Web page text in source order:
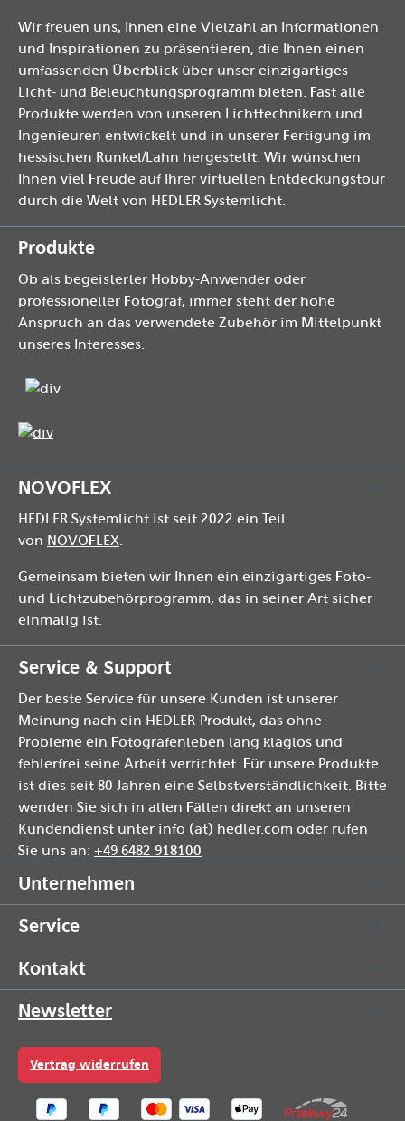
Wir freuen uns, Ihnen eine Vielzahl an Informationen
und Inspirationen zu präsentieren, die Ihnen einen
umfassenden Überblick über unser einzigartiges
Licht- und Beleuchtungsprogramm bieten. Fast alle
Produkte werden von unseren Lichttechnikern und
Ingenieuren entwickelt und in unserer Fertigung im
hessischen Runkel/Lahn hergestellt. Wir wünschen
Ihnen viel Freude auf Ihrer virtuellen Entdeckungstour
durch die Welt von HEDLER Systemlicht.
Produkte
Ob als begeisterter Hobby-Anwender oder
professioneller Fotograf, immer steht der hohe
Anspruch an das verwendete Zubehör im Mittelpunkt
unseres Interesses.
NOVOFLEX
HEDLER Systemlicht ist seit 2022 ein Teil
von NOVOFLEX.
Gemeinsam bieten wir Ihnen ein einzigartiges Foto-
und Lichtzubehörprogramm, das in seiner Art sicher
einmalig ist.
Service & Support
Der beste Service für unsere Kunden ist unserer
Meinung nach ein HEDLER-Produkt, das ohne
Probleme ein Fotografenleben lang klaglos und
fehlerfrei seine Arbeit verrichtet. Für unsere Produkte
ist dies seit 80 Jahren eine Selbstverständlichkeit. Bitte
wenden Sie sich in allen Fällen direkt an unseren
Kundendienst unter info (at) hedler.com oder rufen
Sie uns an: +49 6482 918100
Unternehmen
Service
Kontakt
Newsletter
Vertrag widerrufen